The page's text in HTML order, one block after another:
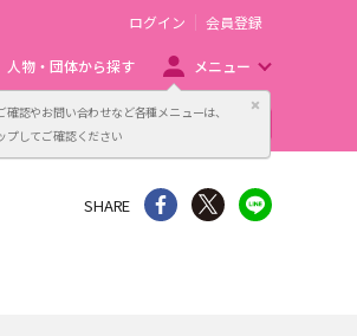
確認やお問い合わせなど各種メニューは、
プしてご確認ください
閉じる
ログイン 会員登録
人物・団体から探す メニュー
主催者向け販売サービス
SHARE シェア Twitter